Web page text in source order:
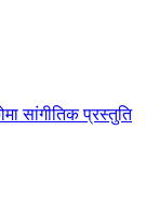
सांगीतिक प्रस्तुति